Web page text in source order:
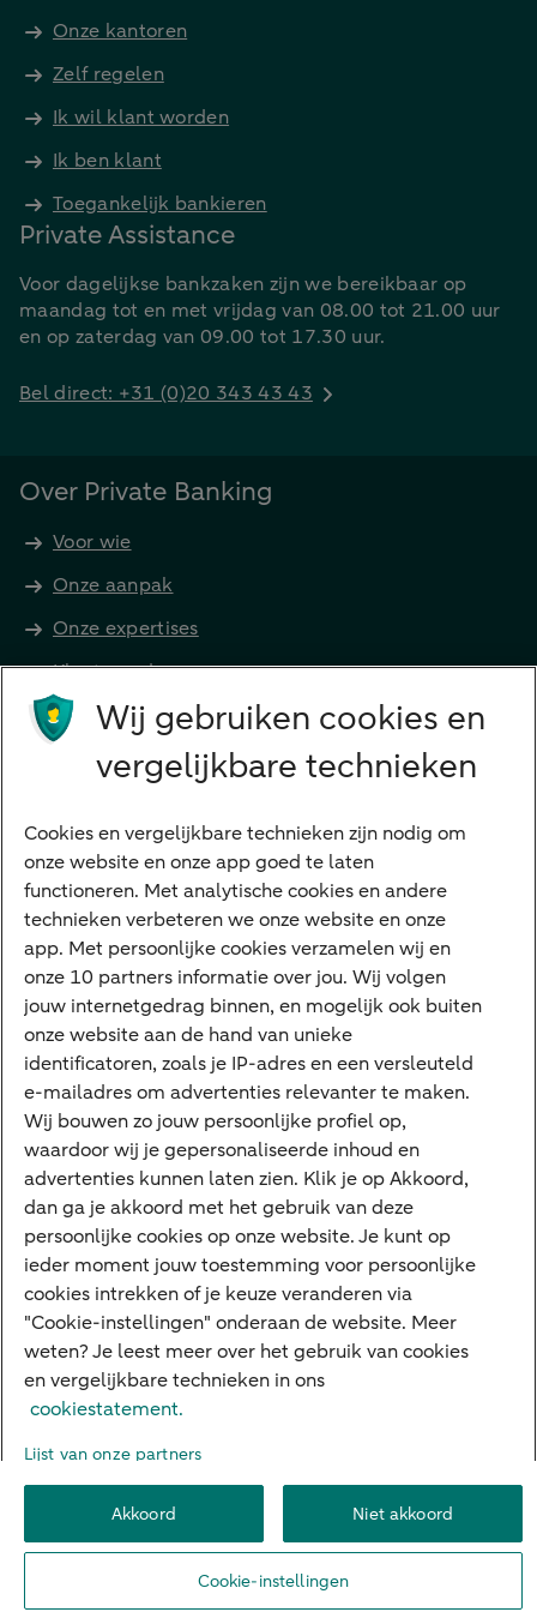
Onze kantoren
Zelf regelen
Ik wil klant worden
Ik ben klant
Toegankelijk bankieren
Private Assistance
Voor dagelijkse bankzaken zijn we bereikbaar op
maandag tot en met vrijdag van 08.00 tot 21.00 uur
en op zaterdag van 09.00 tot 17.30 uur.
Bel direct: +31 (0)20 343 43 43
Over Private Banking
Voor wie
Onze aanpak
Onze expertises
Klant worden
Producten
Betalen
Sparen
Meest gezocht
Jaaroverzicht
Machtiging
E.dentifier
Deposito
Uw situatie
Maatwerk in beleggen
Vermogensoverdracht
Ondernemen en overdracht
Bijdragen betere wereld
Over ABN AMRO
Toegankelijkheid
PrivacyDisclaimerCookie-instellingen
© 2026 ABN AMRO
Wij gebruiken cookies en
vergelijkbare technieken
Cookies en vergelijkbare technieken zijn nodig om
onze website en onze app goed te laten
functioneren. Met analytische cookies en andere
technieken verbeteren we onze website en onze
app. Met persoonlijke cookies verzamelen wij en
onze 10 partners informatie over jou. Wij volgen
jouw internetgedrag binnen, en mogelijk ook buiten
onze website aan de hand van unieke
identificatoren, zoals je IP-adres en een versleuteld
e-mailadres om advertenties relevanter te maken.
Wij bouwen zo jouw persoonlijke profiel op,
waardoor wij je gepersonaliseerde inhoud en
advertenties kunnen laten zien. Klik je op Akkoord,
dan ga je akkoord met het gebruik van deze
persoonlijke cookies op onze website. Je kunt op
ieder moment jouw toestemming voor persoonlijke
cookies intrekken of je keuze veranderen via
"Cookie-instellingen" onderaan de website. Meer
weten? Je leest meer over het gebruik van cookies
en vergelijkbare technieken in ons
cookiestatement.
Lijst van onze partners
Akkoord Niet akkoord
Cookie-instellingen